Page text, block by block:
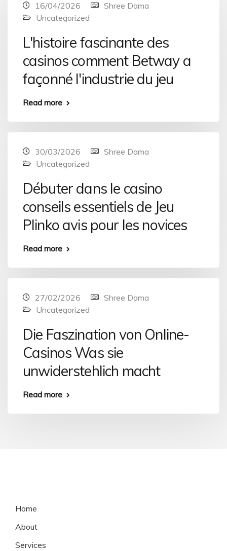
16/04/2026
Shree Dama
Uncategorized
L'histoire fascinante des
casinos comment Betway a
façonné l'industrie du jeu
Read more
30/03/2026
Shree Dama
Uncategorized
Débuter dans le casino
conseils essentiels de Jeu
Plinko avis pour les novices
Read more
27/02/2026
Shree Dama
Uncategorized
Die Faszination von Online-
Casinos Was sie
unwiderstehlich macht
Read more
Home
About
Services